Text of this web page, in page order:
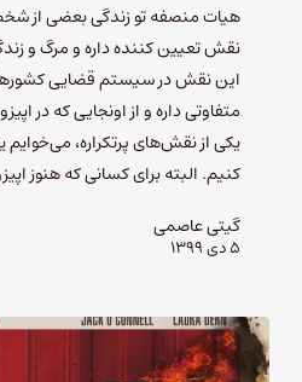
هیات منصفه تو زندگی بعضی از
نقش تعیین کننده داره و مرگ و
این نقش در سیستم قضایی
متفاوتی داره و از اونجایی که در
یکی از نقش‌های پرتکراره،
کنیم. البته برای کسانی که هنوز
گیتی عاصمی
۵ دی ۱۳۹۹